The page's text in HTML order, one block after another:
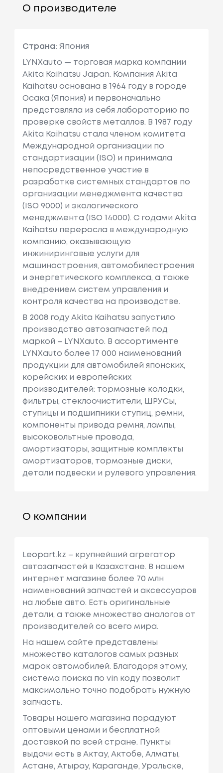
О производителе
Страна: Япония
LYNXauto — торговая марка компании
Akita Kaihatsu Japan. Компания Akita
Kaihatsu основана в 1964 году в городе
Осака (Япония) и первоначально
представляла из себя лабораторию по
проверке свойств металлов. В 1987 году
Akita Kaihatsu стала членом комитета
Международной организации по
стандартизации (ISO) и принимала
непосредственное участие в
разработке системных стандартов по
организации менеджмента качества
(ISO 9000) и экологического
менеджмента (ISO 14000). С годами Akita
Kaihatsu переросла в международную
компанию, оказывающую
инжиниринговые услуги для
машиностроения, автомобилестроения
и энергетического комплекса, а также
внедрением систем управления и
контроля качества на производстве.
В 2008 году Akita Kaihatsu запустило
производство автозапчастей под
маркой – LYNXauto. В ассортименте
LYNXauto более 17 000 наименований
продукции для автомобилей японских,
корейских и европейских
производителей: тормозные колодки,
фильтры, стеклоочистители, ШРУСы,
ступицы и подшипники ступиц, ремни,
компоненты привода ремня, лампы,
высоковольтные провода,
амортизаторы, защитные комплекты
амортизаторов, тормозные диски,
детали подвески и рулевого управления.
О компании
Leopart.kz – крупнейший агрегатор
автозапчастей в Казахстане. В нашем
интернет магазине более 70 млн
наименований запчастей и аксессуаров
на любые авто. Есть оригинальные
детали, а также множество аналогов от
производителей со всего мира.
На нашем сайте представлены
множество каталогов самых разных
марок автомобилей. Благодоря этому,
система поиска по vin коду позволит
максимально точно подобрать нужную
запчасть.
Товары нашего магазина порадуют
оптовыми ценами и бесплатной
доставкой по всей стране. Пункты
выдачи есть в Актау, Актобе, Алматы,
Астане, Атырау, Караганде, Уральске,